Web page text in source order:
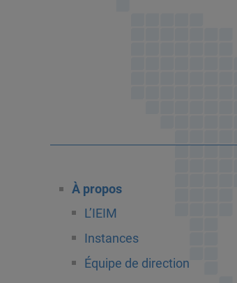
À propos
L’IEIM
Instances
Équipe de direction